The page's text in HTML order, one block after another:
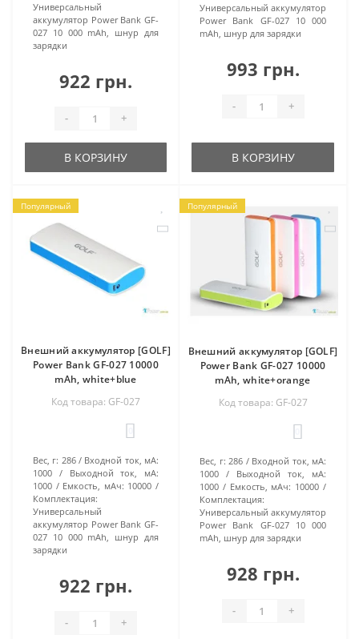
Универсальный
аккумулятор Power Bank GF-
027 10 000 mAh, шнур для
зарядки
922 грн.
- +
В КОРЗИНУ
Универсальный аккумулятор
Power Bank GF-027 10 000
mAh, шнур для зарядки
993 грн.
- +
В КОРЗИНУ
Популярный
Внешний аккумулятор [GOLF]
Power Bank GF-027 10000
mAh, white+blue
Код товара: GF-027
Вес, г: 286
Входной ток, мА:
1000
Выходной ток, мА:
1000
Емкость, мАч: 10000
Комплектация:
Универсальный
аккумулятор Power Bank GF-
027 10 000 mAh, шнур для
зарядки
922 грн.
- +
Популярный
Внешний аккумулятор [GOLF]
Power Bank GF-027 10000
mAh, white+orange
Код товара: GF-027
Вес, г: 286
Входной ток, мА:
1000
Выходной ток, мА:
1000
Емкость, мАч: 10000
Комплектация:
Универсальный аккумулятор
Power Bank GF-027 10 000
mAh, шнур для зарядки
928 грн.
- +